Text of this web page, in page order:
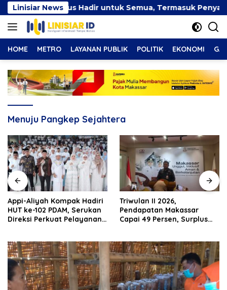
Langsung
ke
konten
Linisiar News
Harus Hadir untuk Semua, Termasuk Penyandang
HOME METRO LAYANAN PUBLIK POLITIK EKONOMI
Menuju Pangkep Sejahtera
Appi-Aliyah Kompak Hadiri
HUT ke-102 PDAM, Serukan
Direksi Perkuat Pelayanan
Triwulan II 2026,
Pendapatan Makassar
Capai 49 Persen, Surplus